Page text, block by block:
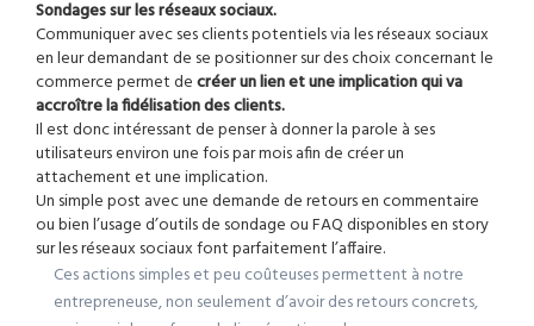
Sondages sur les réseaux sociaux.
Communiquer avec ses clients potentiels via les réseaux sociaux
en leur demandant de se positionner sur des choix concernant le
commerce permet decréer un lien et une implication qui va
accroître la fidélisation des clients.
Il est donc intéressant de penser à donner la parole à ses
utilisateurs environ une fois par mois afin de créer un
attachement et une implication.
Un simple post avec une demande de retours en commentaire
ou bien l’usage d’outils de sondage ou FAQ disponibles en story
sur les réseaux sociaux font parfaitement l’affaire.
Ces actions simples et peu coûteuses permettent à notre
entrepreneuse, non seulement d’avoir des retours concrets,